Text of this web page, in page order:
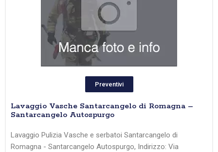
Preventivi
Lavaggio Vasche Santarcangelo di Romagna –
Santarcangelo Autospurgo
Lavaggio Pulizia Vasche e serbatoi Santarcangelo di
Romagna - Santarcangelo Autospurgo, Indirizzo: Via